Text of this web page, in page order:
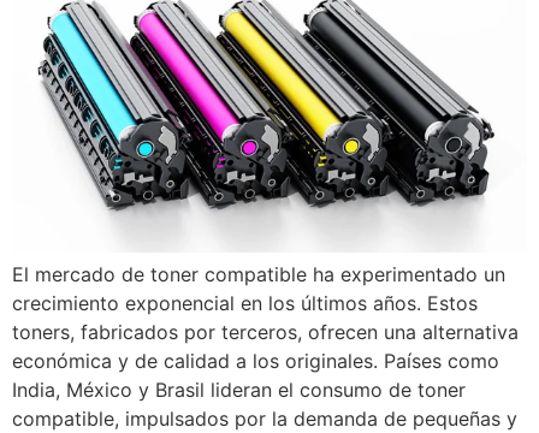
El mercado de toner compatible ha experimentado un
crecimiento exponencial en los últimos años. Estos
toners, fabricados por terceros, ofrecen una alternativa
económica y de calidad a los originales. Países como
India, México y Brasil lideran el consumo de toner
compatible, impulsados por la demanda de pequeñas y